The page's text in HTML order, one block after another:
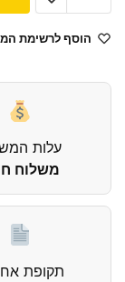
הוסף לרשימת
עלות
משלוח
תקופת